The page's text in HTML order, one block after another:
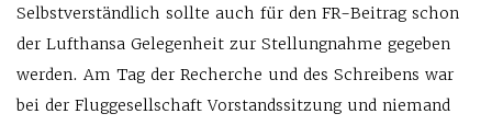
Selbstverständlich sollte auch für den FR-Beitrag schon
der Lufthansa Gelegenheit zur Stellungnahme gegeben
werden. Am Tag der Recherche und des Schreibens war
bei der Fluggesellschaft Vorstandssitzung und niemand